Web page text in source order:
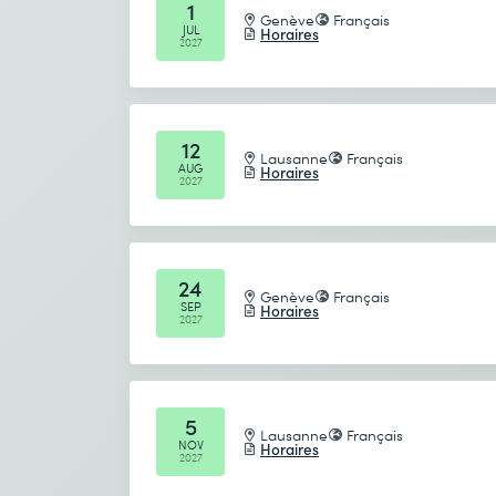
1
JUL
2027
Genève Français
Horaires
12
AUG
2027
Lausanne Français
Horaires
24
SEP
2027
Genève Français
Horaires
5
NOV
2027
Lausanne Français
Horaires